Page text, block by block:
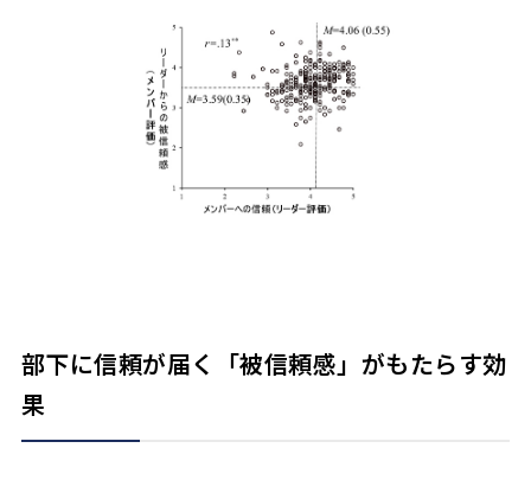
部下に信頼が届く「被信頼感」がもたらす効
果